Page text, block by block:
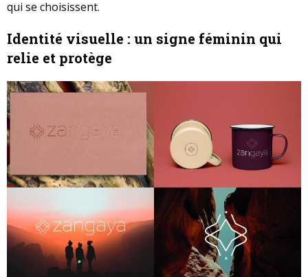
qui se choisissent.
Identité visuelle : un signe féminin qui
relie et protège